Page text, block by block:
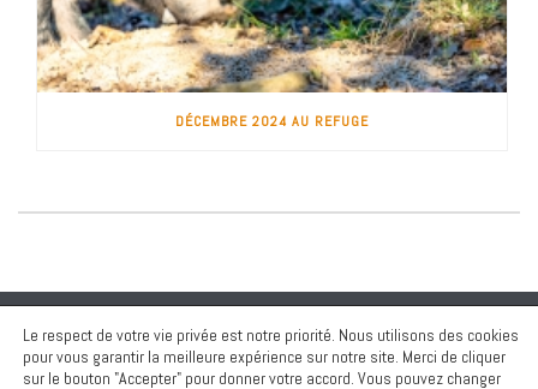
DÉCEMBRE 2024 AU REFUGE
Le respect de votre vie privée est notre priorité. Nous utilisons des cookies
pour vous garantir la meilleure expérience sur notre site. Merci de cliquer
sur le bouton "Accepter" pour donner votre accord. Vous pouvez changer